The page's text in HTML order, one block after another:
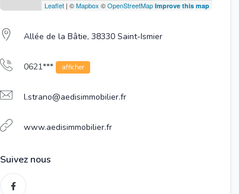
Leaflet| ©Mapbox ©OpenStreetMap Improve this map
Allée de la Bâtie, 38330 Saint-Ismier
0621*** afficher
l.strano@aedisimmobilier.fr
www.aedisimmobilier.fr
Suivez nous